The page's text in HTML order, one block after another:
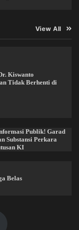
View All
Kiswanto
Tidak Berhenti di
Publik! Garad
Substansi Perkara
KI
Belas